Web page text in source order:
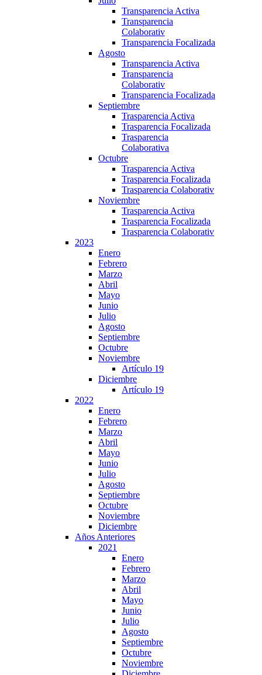
Transparencia Activa
Transparencia
Colaborativ
Transparencia Focalizada
Agosto
Transparencia Activa
Transparencia
Colaborativ
Transparencia Focalizada
Septiembre
Trasparencia Activa
Trasparencia Focalizada
Trasparencia
Colaborativa
Octubre
Trasparencia Activa
Trasparencia Focalizada
Trasparencia Colaborativ
Noviembre
Trasparencia Activa
Trasparencia Focalizada
Trasparencia Colaborativ
2023
Enero
Febrero
Marzo
Abril
Mayo
Junio
Julio
Agosto
Septiembre
Octubre
Noviembre
Artículo 19
Diciembre
Artículo 19
2022
Enero
Febrero
Marzo
Abril
Mayo
Junio
Julio
Agosto
Septiembre
Octubre
Noviembre
Diciembre
Años Anteriores
2021
Enero
Febrero
Marzo
Abril
Mayo
Junio
Julio
Agosto
Septiembre
Octubre
Noviembre